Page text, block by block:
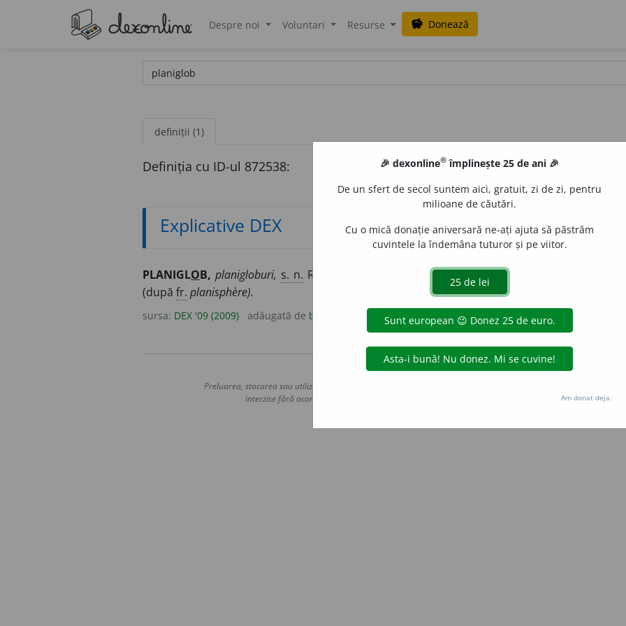
Despre noi Voluntari Resurse savings Donează
definiții (1)
Definiția cu ID-ul 872538:
Explicative DEX
PLANIGLOB, planigloburi, s. n. Reprezentare în plan a suprafeței întregului Pământ;
(după fr. planisphère).
sursa: DEX '09 (2009) adăugată de blaurb. acțiuni
Copyright © 2004-2026 dexonline (https://dexonline.ro)
Preluarea, stocarea sau utilizarea datelor de pe acest site, inclusiv prin orice metode de extragere automată
interzise fără acordul nostru prealabil scris, cu excepția seturilor de date oferite oficial spre utilizare
🎉 dexonline® împlinește 25 de ani 🎉
De un sfert de secol suntem aici, gratuit, zi de zi, pentru
milioane de căutări.
Cu o mică donație aniversară ne-ați ajuta să păstrăm
cuvintele la îndemâna tuturor și pe viitor.
Am donat deja.